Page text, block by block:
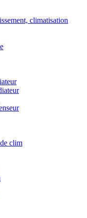
climatisation
clim